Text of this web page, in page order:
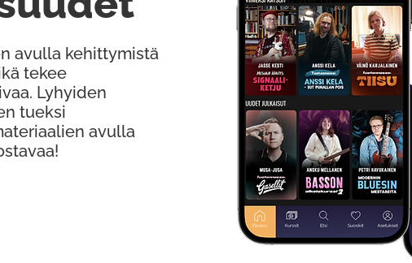
avulla kehittymistä
tekee
Lyhyiden
tueksi
avulla